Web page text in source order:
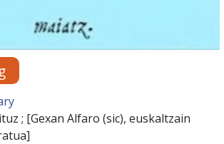
; [Gexan Alfaro (sic), euskaltzain